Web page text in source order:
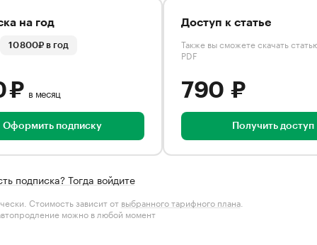
на год
10 800₽ в год
₽ в месяц
Оформить подписку
Доступ к статье
Также вы сможете скачать
PDF
790 ₽
Получить доступ
подписка? Тогда войдите
Стоимость зависит от выбранного тарифного плана.
можно в любой момент